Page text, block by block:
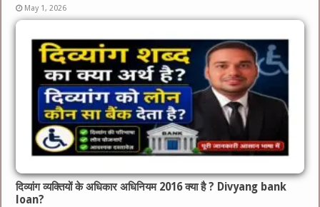
May 1, 2026
दिव्यांग व्यक्तियों के अधिकार अधिनियम 2016 क्या है ? Divyang bank
loan?